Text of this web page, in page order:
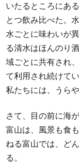
いたるところにあ
とつ飲み比べた。
水ごとに味わいが
る清水はほんのり
域ごとに共有され
て利用され続けて
私たちには、うら
さて、目の前に海
富山は、風景も食
ねる富山では、ど
る。